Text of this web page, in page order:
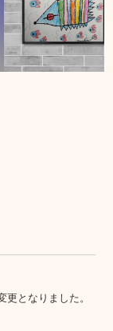
となりました。